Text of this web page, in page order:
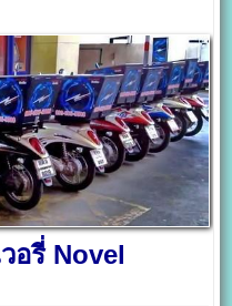
อรี่ Novel